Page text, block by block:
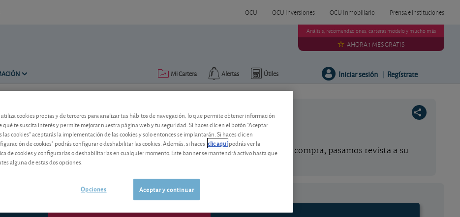
OCU OCU Inversiones OCU Inmobiliario Prensa e instituciones
Útiles
Alertas
Mi Cartera
Análisis, recomendaciones, carteras modelo y mucho más
AHORA 1 MES GRATIS
Iniciar sesión | Regístrate
de lectura: 3 min.
Alba: ¿Cómo le ha ido?
Cumplidos seis meses desde que recomendáramos su compra, pasamos revista a su
utiliza cookies propias y de terceros para analizar tus hábitos de navegación, lo que permite obtener información
qué te suscita interés y permite mejorar nuestra página web y tu seguridad. Si haces clic en el botón "Aceptar
las cookies" aceptarás la implementación de las cookies y solo entonces se implantarán. Si haces clic en
de cookies" podrás configurar o deshabilitar las cookies. Además, si haces clic aquípodrás ver la
de cookies y configurarlas o deshabilitarlas en cualquier momento. Este banner se mantendrá activo hasta que
alguna de estas dos opciones.
Aceptar y continuar
Opciones